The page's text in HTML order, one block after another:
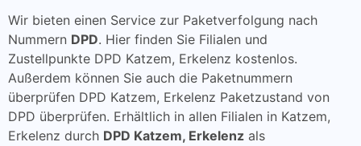
Wir bieten einen Service zur Paketverfolgung nach
Nummern DPD. Hier finden Sie Filialen und
Zustellpunkte DPD Katzem, Erkelenz kostenlos.
Außerdem können Sie auch die Paketnummern
überprüfen DPD Katzem, Erkelenz Paketzustand von
DPD überprüfen. Erhältlich in allen Filialen in Katzem,
Erkelenz durch DPD Katzem, Erkelenz als